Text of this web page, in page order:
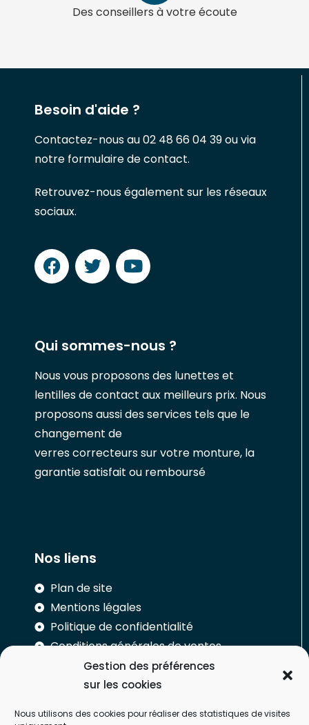
Gestion des préférences
sur les cookies
Nous utilisons des cookies pour réaliser des statistiques de visites
Des conseillers à votre écoute
Besoin d'aide ?
Contactez-nous au 02 48 66 04 39 ou via
notre formulaire de contact.
Retrouvez-nous également sur les réseaux
sociaux.
Qui sommes-nous ?
Nous vous proposons des lunettes et
lentilles de contact aux meilleurs prix. Nous
proposons aussi des services tels que le
changement de
verres correcteurs sur votre monture, la
garantie satisfait ou remboursé
Nos liens
Plan de site
Mentions légales
Politique de confidentialité
Conditions générales de ventes
Réalisation